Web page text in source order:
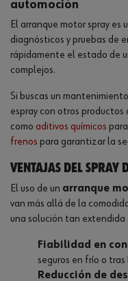
automoción
El arranque motor spray
diagnósticos y pruebas de
rápidamente el estado de
complejos.
Si buscas un
espray con otros
como aditivos químicos
frenos para garantizar la
Ventajas del spray
El uso de un arranque
van más allá de la
una solución tan extendida
Fiabilidad en
seguros en frío o
Reducción de